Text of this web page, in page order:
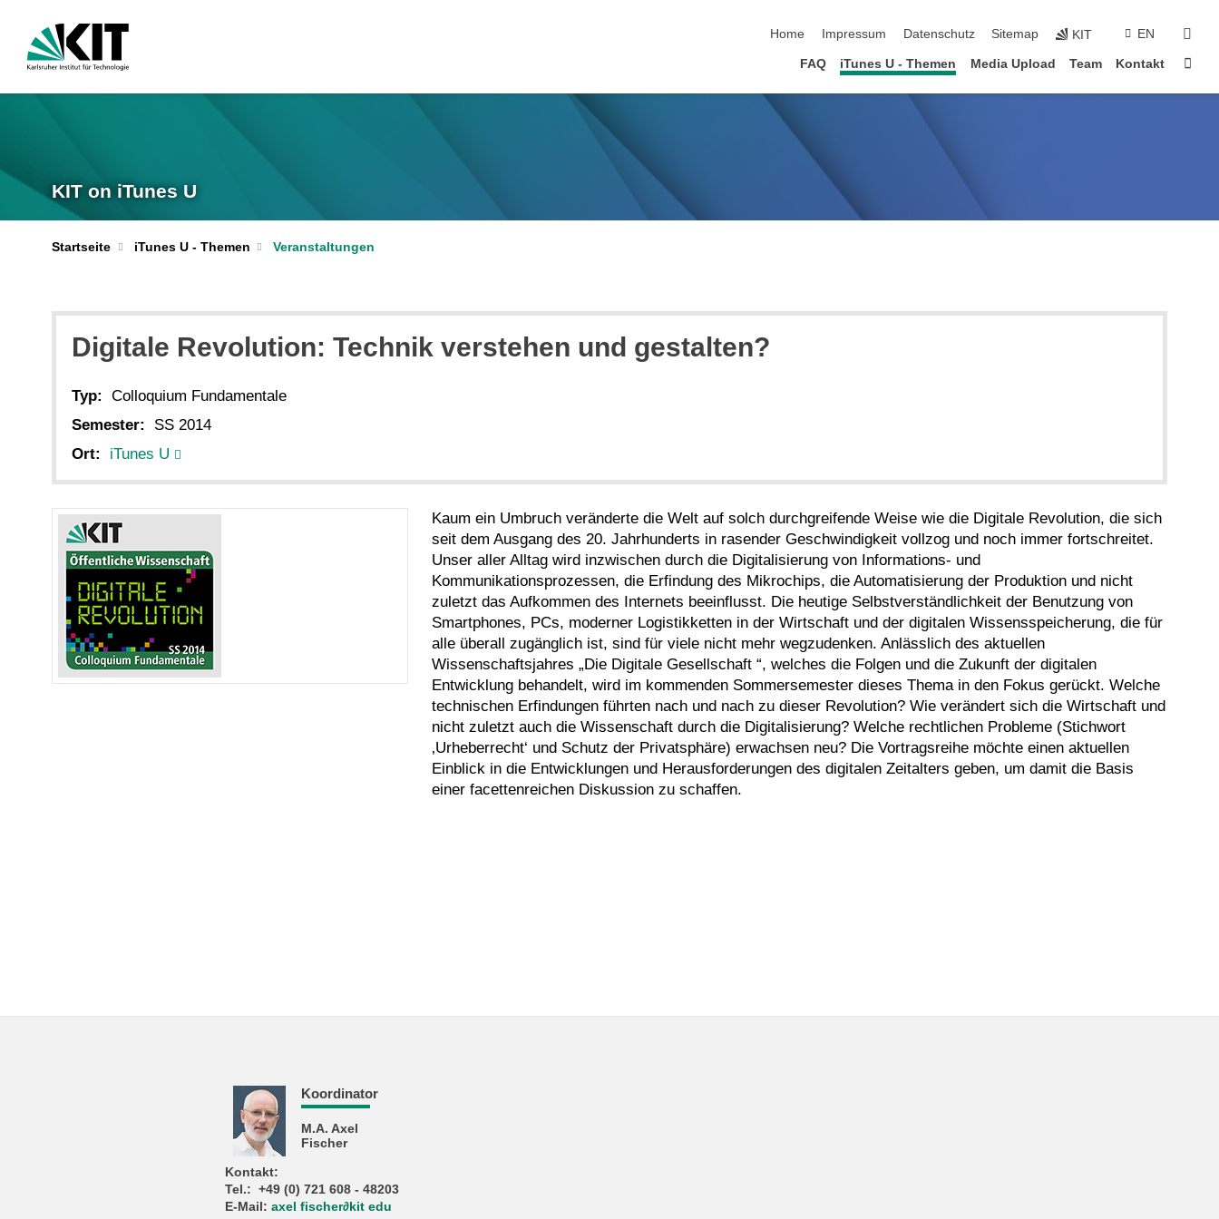
Home Impressum Datenschutz Sitemap KIT EN
FAQ iTunes U - Themen Media Upload Team Kontakt
KIT on iTunes U
Startseite iTunes U - Themen Veranstaltungen
Digitale Revolution: Technik verstehen und gestalten?
Typ:
Colloquium Fundamentale
Semester:
SS 2014
Ort:
iTunes U
Kaum ein Umbruch veränderte die Welt auf solch durchgreifende Weise wie die Digitale Revolution, die sich
seit dem Ausgang des 20. Jahrhunderts in rasender Geschwindigkeit vollzog und noch immer fortschreitet.
Unser aller Alltag wird inzwischen durch die Digitalisierung von Informations- und
Kommunikationsprozessen, die Erfindung des Mikrochips, die Automatisierung der Produktion und nicht
zuletzt das Aufkommen des Internets beeinflusst. Die heutige Selbstverständlichkeit der Benutzung von
Smartphones, PCs, moderner Logistikketten in der Wirtschaft und der digitalen Wissensspeicherung, die für
alle überall zugänglich ist, sind für viele nicht mehr wegzudenken. Anlässlich des aktuellen
Wissenschaftsjahres „Die Digitale Gesellschaft “, welches die Folgen und die Zukunft der digitalen
Entwicklung behandelt, wird im kommenden Sommersemester dieses Thema in den Fokus gerückt. Welche
technischen Erfindungen führten nach und nach zu dieser Revolution? Wie verändert sich die Wirtschaft und
nicht zuletzt auch die Wissenschaft durch die Digitalisierung? Welche rechtlichen Probleme (Stichwort
‚Urheberrecht‘ und Schutz der Privatsphäre) erwachsen neu? Die Vortragsreihe möchte einen aktuellen
Einblick in die Entwicklungen und Herausforderungen des digitalen Zeitalters geben, um damit die Basis
einer facettenreichen Diskussion zu schaffen.
Koordinator
M.A. Axel
Fischer
Kontakt:
Tel.: +49 (0) 721 608 - 48203
E-Mail:axel fischer∂ kit edu